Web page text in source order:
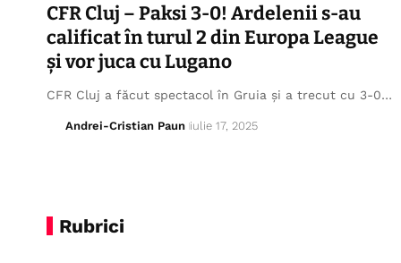
CFR Cluj – Paksi 3-0! Ardelenii s-au
calificat în turul 2 din Europa League
și vor juca cu Lugano
CFR Cluj a făcut spectacol în Gruia și a trecut cu 3-0…
Andrei-Cristian Paun iulie 17, 2025
Rubrici